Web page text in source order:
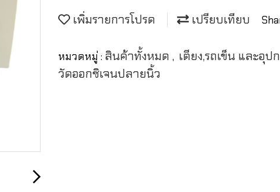
เพิ่มรายการโปรด เปรียบเทียบ
หมวดหมู่ : สินค้าทั้งหมด , เตียง,รถเข็น และอุ
วัดออกซิเจนปลายนิ้ว